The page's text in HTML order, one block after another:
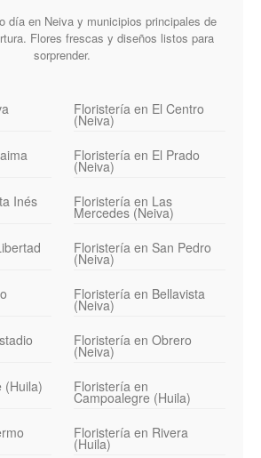
día en Neiva y municipios principales de
Flores frescas y diseños listos para
sorprender.
Floristería en El Centro
(Neiva)
Floristería en El Prado
(Neiva)
Inés
Floristería en Las
Mercedes (Neiva)
Floristería en San Pedro
(Neiva)
Floristería en Bellavista
(Neiva)
Floristería en Obrero
(Neiva)
(Huila)
Floristería en
Campoalegre (Huila)
Floristería en Rivera
(Huila)